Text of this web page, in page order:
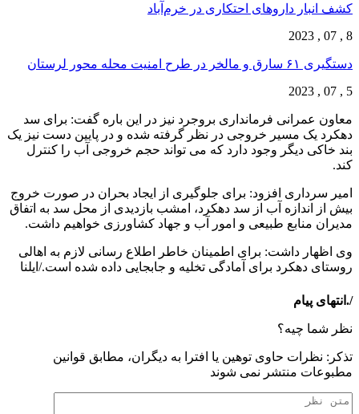
کشف انبار داروهای احتکاری در خرم‌آباد
8 , 07 , 2023
دستگیری ۶۱ سارق و مالخر در طرح امنیت محله محور لرستان
5 , 07 , 2023
معاون عمرانی فرمانداری بروجرد نیز در این باره گفت: برای سد
دهکرد یک مسیر خروجی در نظر گرفته شده و در پایین دست نیز یک
بند خاکی دیگر وجود دارد که می تواند حجم خروجی آب را کنترل
کند.
امیر سرداری افزود: برای جلوگیری از ایجاد بحران در صورت خروج
بیش از اندازه آب از سد دهکرد، امشب بازدیدی از محل سد به اتفاق
مدیران منابع طبیعی و امور آب و جهاد کشاورزی خواهیم داشت.
وی اظهار داشت: برای اطمینان خاطر اطلاع رسانی لازم به اهالی
روستای دهکرد برای آمادگی تخلیه و جابجایی داده شده است./ایلنا
/.انتهای پیام
نظر شما چیه؟
تذكر: نظرات حاوی توهين يا افترا به ديگران، مطابق قوانين
مطبوعات منتشر نمی شوند